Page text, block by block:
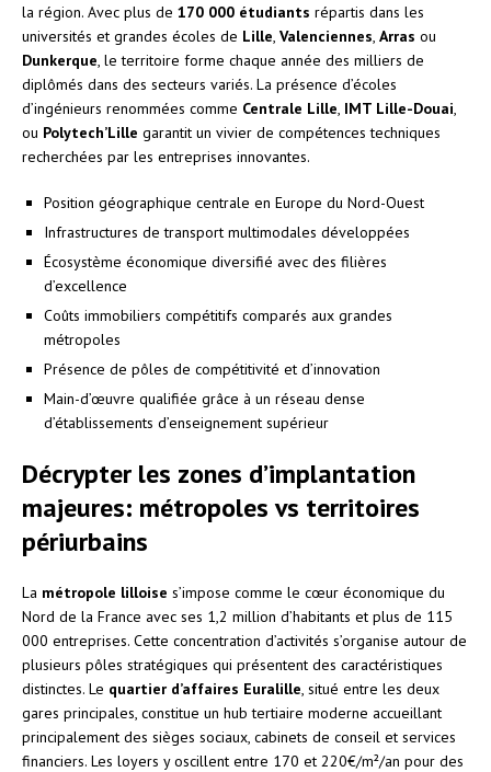
la région. Avec plus de 170 000 étudiants répartis dans les
universités et grandes écoles de Lille Valenciennes Arras ou
Dunkerque , le territoire forme chaque année des milliers de
diplômés dans des secteurs variés. La présence d’écoles
d’ingénieurs renommées comme Centrale Lille IMT Lille-Douai
ou Polytech’Lille garantit un vivier de compétences techniques
recherchées par les entreprises innovantes.
Position géographique centrale en Europe du Nord-Ouest
Infrastructures de transport multimodales développées
Écosystème économique diversifié avec des filières
d’excellence
Coûts immobiliers compétitifs comparés aux grandes
métropoles
Présence de pôles de compétitivité et d’innovation
Main-d’œuvre qualifiée grâce à un réseau dense
d’établissements d’enseignement supérieur
Décrypter les zones d’implantation
majeures: métropoles vs territoires
périurbains
La métropole lilloise s’impose comme le cœur économique du
Nord de la France avec ses 1,2 million d’habitants et plus de 115
000 entreprises. Cette concentration d’activités s’organise autour de
plusieurs pôles stratégiques qui présentent des caractéristiques
distinctes. Le quartier d’affaires Euralille , situé entre les deux
gares principales, constitue un hub tertiaire moderne accueillant
principalement des sièges sociaux, cabinets de conseil et services
financiers. Les loyers y oscillent entre 170 et 220€/m²/an pour des